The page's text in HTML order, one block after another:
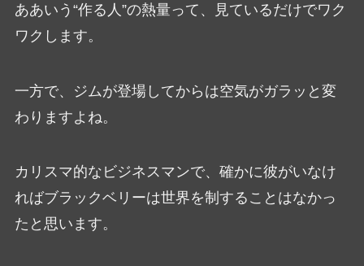
ああいう“作る人”の熱量って、見ているだけでワク
ワクします。
一方で、ジムが登場してからは空気がガラッと変
わりますよね。
カリスマ的なビジネスマンで、確かに彼がいなけ
ればブラックベリーは世界を制することはなかっ
たと思います。